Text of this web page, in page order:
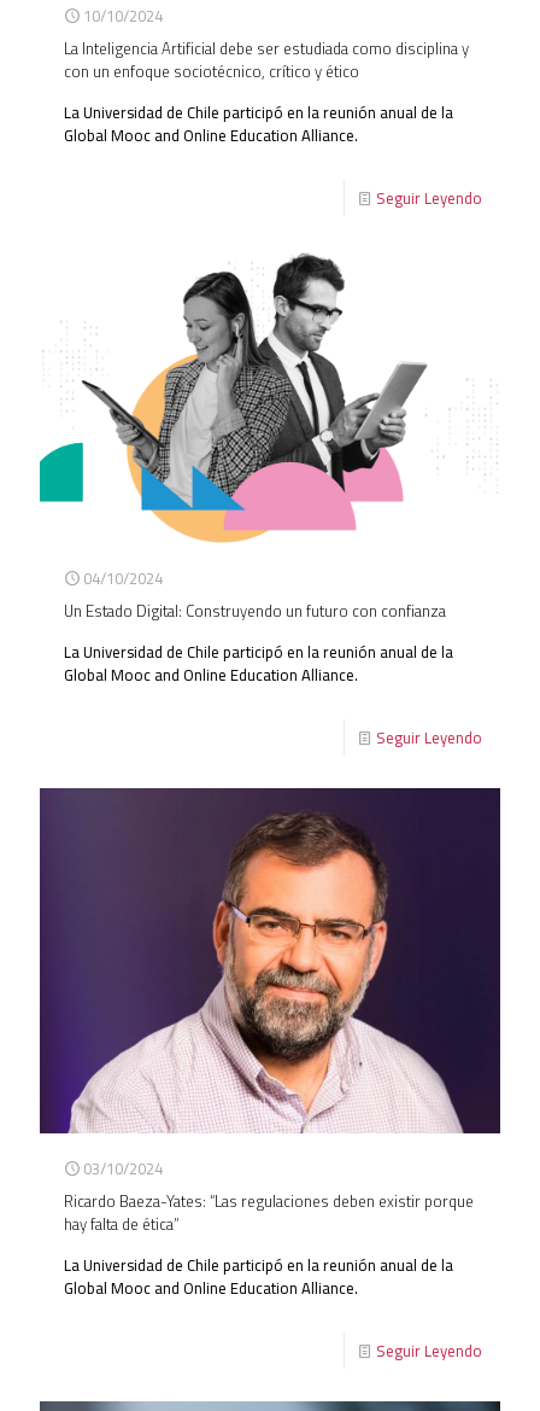
10/10/2024
La Inteligencia Artificial debe ser estudiada como disciplina y
con un enfoque sociotécnico, crítico y ético
La Universidad de Chile participó en la reunión anual de la
Global Mooc and Online Education Alliance.
Seguir Leyendo
04/10/2024
Un Estado Digital: Construyendo un futuro con confianza
La Universidad de Chile participó en la reunión anual de la
Global Mooc and Online Education Alliance.
Seguir Leyendo
03/10/2024
Ricardo Baeza-Yates: “Las regulaciones deben existir porque
hay falta de ética”
La Universidad de Chile participó en la reunión anual de la
Global Mooc and Online Education Alliance.
Seguir Leyendo